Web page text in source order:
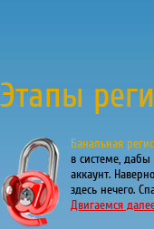
Этапы
Банальная
в системе, дабы
аккаунт.
здесь нечего.
Двигаемся